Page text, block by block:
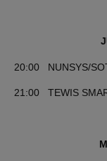
20:00 NUNSYS/
21:00 TEWIS